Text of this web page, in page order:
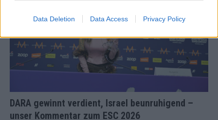
Data Deletion Data Access Privacy Policy
DARA gewinnt verdient, Israel beunruhigend –
unser Kommentar zum ESC 2026